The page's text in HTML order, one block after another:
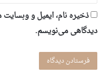
ذخیره نام، ایمیل و
دیدگاهی می‌نویسم.